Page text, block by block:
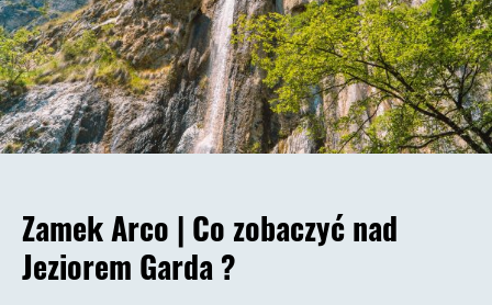
Zamek Arco | Co zobaczyć nad
Jeziorem Garda ?